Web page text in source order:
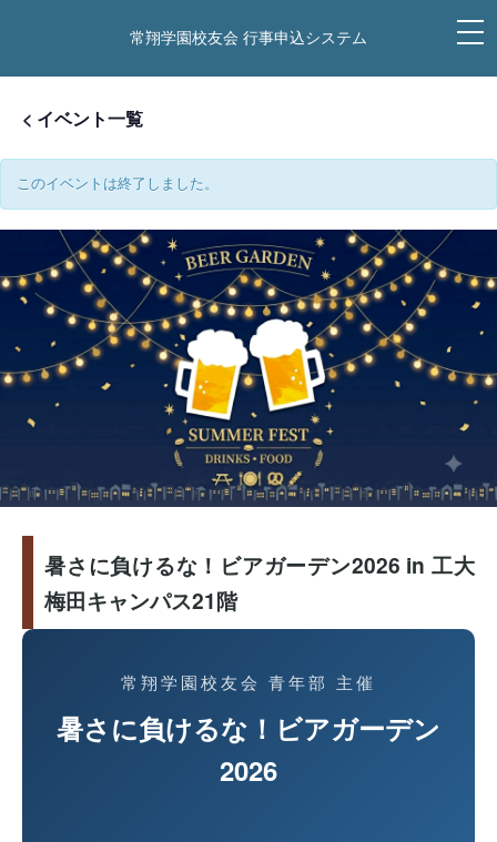
常翔学園校友会 行事申込システム
t
o
g
v
a
t
n
常翔学園校友会 行事申込システム
t
o
g
v
a
t
n
< イベント一覧
このイベントは終了しました。
暑さに負けるな！ビアガーデン2026 in 工大
梅田キャンパス21階
常翔学園校友会 青年部 主催
暑さに負けるな！ビアガーデン
2026
C
o